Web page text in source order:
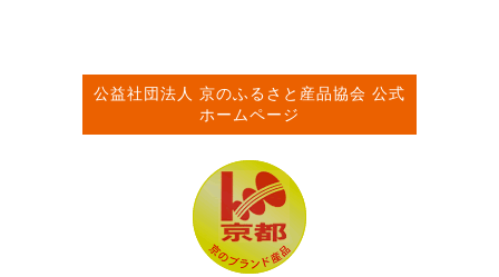
公益社団法人 京のふるさと産品協会 公式
ホームページ